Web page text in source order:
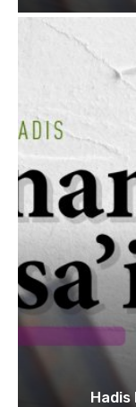
Hadis